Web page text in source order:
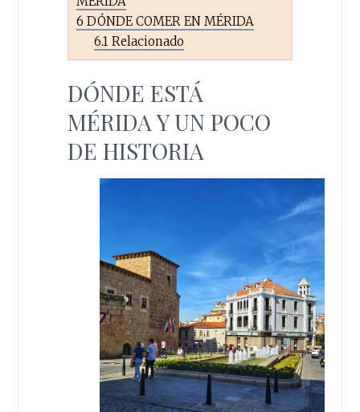
6 DÓNDE COMER EN MÉRIDA
6.1 Relacionado
DÓNDE ESTÁ
MÉRIDA Y UN POCO
DE HISTORIA